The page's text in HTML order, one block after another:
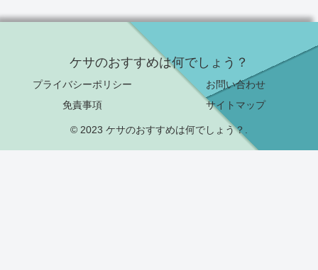
ケサのおすすめは何でしょう？
プライバシーポリシー
お問い合わせ
免責事項
サイトマップ
© 2023 ケサのおすすめは何でしょう？.